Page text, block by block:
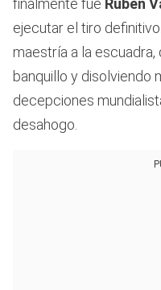
finalmente fue Rubén
ejecutar el tiro
maestría a la
banquillo y disolviendo
decepciones
desahogo.